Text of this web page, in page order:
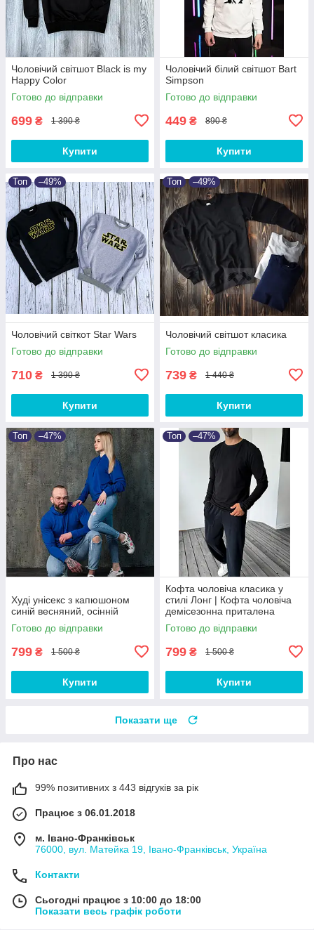
Чоловічий світшот Black is my
Happy Color
Готово до відправки
699 ₴ 1 390 ₴
Купити
Чоловічий білий світшот Bart
Simpson
Готово до відправки
449 ₴ 890 ₴
Купити
Топ –49%
Чоловічий світкот Star Wars
Готово до відправки
710 ₴ 1 390 ₴
Купити
Топ –49%
Чоловічий світшот класика
Готово до відправки
739 ₴ 1 440 ₴
Купити
Топ –47%
Худі унісекс з капюшоном
синій весняний, осінній
Готово до відправки
799 ₴ 1 500 ₴
Купити
Топ –47%
Кофта чоловіча класика у
стилі Лонг | Кофта чоловіча
демісезонна приталена
Готово до відправки
799 ₴ 1 500 ₴
Купити
Показати ще
Про нас
99% позитивних з 443 відгуків за рік
Працює з 06.01.2018
м. Івано-Франківськ
76000, вул. Матейка 19, Івано-Франківськ, Україна
Контакти
Сьогодні працює з 10:00 до 18:00
Показати весь графік роботи